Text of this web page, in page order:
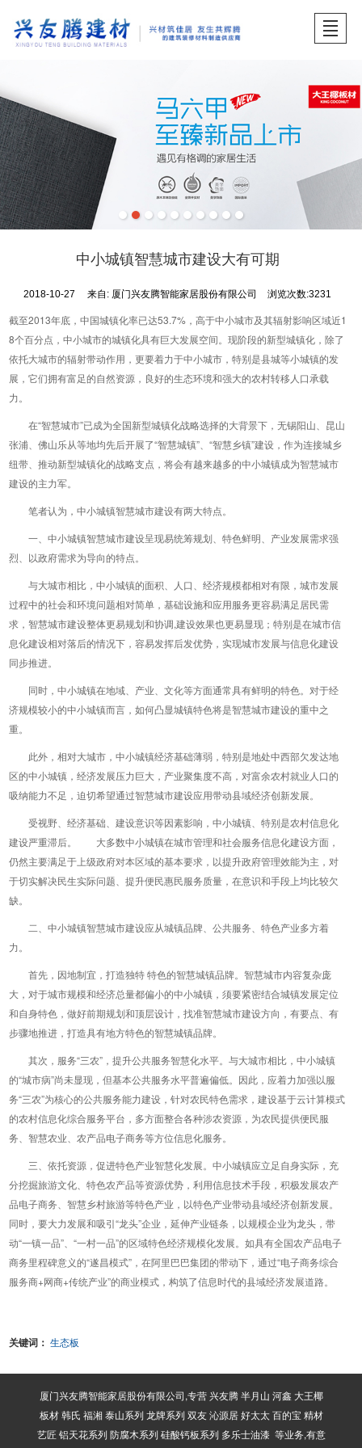
中小城镇智慧城市建设大有可期
2018-10-27 来自: 厦门兴友腾智能家居股份有限公司 浏览次数:3231
截至2013年底，中国城镇化率已达53.7%，高于中小城市及其辐射影响区域近1
8个百分点，中小城市的城镇化具有巨大发展空间。现阶段的新型城镇化，除了
依托大城市的辐射带动作用，更要着力于中小城市，特别是县城等小城镇的发
展，它们拥有富足的自然资源，良好的生态环境和强大的农村转移人口承载
力。
在“智慧城市”已成为全国新型城镇化战略选择的大背景下，无锡阳山、昆山
张浦、佛山乐从等地均先后开展了“智慧城镇”、“智慧乡镇”建设，作为连接城乡
纽带、推动新型城镇化的战略支点，将会有越来越多的中小城镇成为智慧城市
建设的主力军。
笔者认为，中小城镇智慧城市建设有两大特点。
一、中小城镇智慧城市建设呈现易统筹规划、特色鲜明、产业发展需求强
烈、以政府需求为导向的特点。
与大城市相比，中小城镇的面积、人口、经济规模都相对有限，城市发展
过程中的社会和环境问题相对简单，基础设施和应用服务更容易满足居民需
求，智慧城市建设整体更易规划和协调,建设效果也更易显现；特别是在城市信
息化建设相对落后的情况下，容易发挥后发优势，实现城市发展与信息化建设
同步推进。
同时，中小城镇在地域、产业、文化等方面通常具有鲜明的特色。对于经
济规模较小的中小城镇而言，如何凸显城镇特色将是智慧城市建设的重中之
重。
此外，相对大城市，中小城镇经济基础薄弱，特别是地处中西部欠发达地
区的中小城镇，经济发展压力巨大，产业聚集度不高，对富余农村就业人口的
吸纳能力不足，迫切希望通过智慧城市建设应用带动县域经济创新发展。
受视野、经济基础、建设意识等因素影响，中小城镇、特别是农村信息化
建设严重滞后。 大多数中小城镇在城市管理和社会服务信息化建设方面，
仍然主要满足于上级政府对本区域的基本要求，以提升政府管理效能为主，对
于切实解决民生实际问题、提升便民惠民服务质量，在意识和手段上均比较欠
缺。
二、中小城镇智慧城市建设应从城镇品牌、公共服务、特色产业多方着
力。
首先，因地制宜，打造独特 特色的智慧城镇品牌。智慧城市内容复杂庞
大，对于城市规模和经济总量都偏小的中小城镇，须要紧密结合城镇发展定位
和自身特色，做好前期规划和顶层设计，找准智慧城市建设方向，有要点、有
步骤地推进，打造具有地方特色的智慧城镇品牌。
其次，服务“三农”，提升公共服务智慧化水平。与大城市相比，中小城镇
的“城市病”尚未显现，但基本公共服务水平普遍偏低。因此，应着力加强以服
务“三农”为核心的公共服务能力建设，针对农民特色需求，建设基于云计算模式
的农村信息化综合服务平台，多方面整合各种涉农资源，为农民提供便民服
务、智慧农业、农产品电子商务等方位信息化服务。
三、依托资源，促进特色产业智慧化发展。中小城镇应立足自身实际，充
分挖掘旅游文化、特色农产品等资源优势，利用信息技术手段，积极发展农产
品电子商务、智慧乡村旅游等特色产业，以特色产业带动县域经济创新发展。
同时，要大力发展和吸引“龙头”企业，延伸产业链条，以规模企业为龙头，带
动“一镇一品”、“一村一品”的区域特色经济规模化发展。如具有全国农产品电子
商务里程碑意义的“遂昌模式”，在阿里巴巴集团的带动下，通过“电子商务综合
服务商+网商+传统产业”的商业模式，构筑了信息时代的县域经济发展道路。
关键词： 生态板
厦门兴友腾智能家居股份有限公司,专营 兴友腾 半月山 河鑫 大王椰
板材 韩氏 福湘 泰山系列 龙牌系列 双友 沁源居 好太太 百的宝 精材
艺匠 铝天花系列 防腐木系列 硅酸钙板系列 多乐士油漆 等业务,有意